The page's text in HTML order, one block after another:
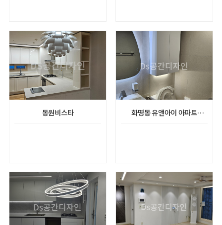
동원비스타
화명동 유앤아이 아파트
리모델링